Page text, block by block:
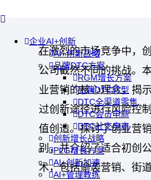
企业AI+创新
AI+创新战略
品牌DTC方案
RGM增长方案
品牌DTC转型
DTC全渠道零售
DTC会员电商
DTC社交电商
创新增长战略
PLG增长方案
AI+创新加速
AI+管理教练
在激烈的市场竞争中，
公司截然不同的挑战。
业营销的核心理念，揭
过创新途径进行风险控
值创造。探讨了创业营
别，并介绍了适合初创
术，包括偷袭营销、街